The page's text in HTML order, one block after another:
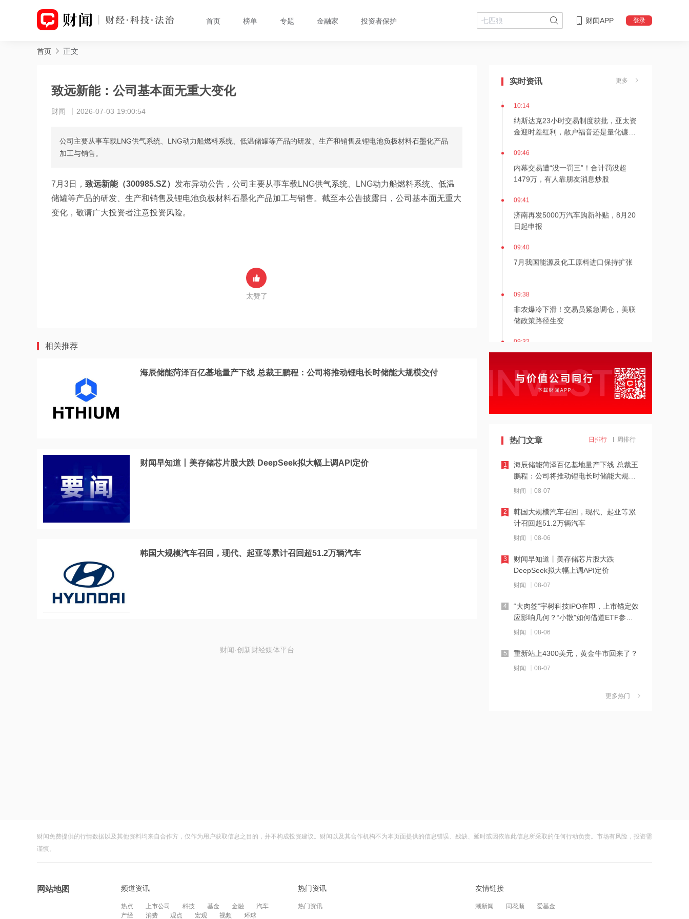
首页 榜单 专题 金融家 投资者保护 财闻APP 登录
首页 正文
致远新能：公司基本面无重大变化
财闻 2026-07-03 19:00:54
公司主要从事车载LNG供气系统、LNG动力船燃料系统、低温储罐等产品的研发、生产和销售及锂电池负极材料石墨化产品
加工与销售。
7月3日， 致远新能（300985.SZ） 发布异动公告，公司主要从事车载LNG供气系统、LNG动力船燃料系统、低温
储罐等产品的研发、生产和销售及锂电池负极材料石墨化产品加工与销售。截至本公告披露日，公司基本面无重大
变化，敬请广大投资者注意投资风险。
太赞了
相关推荐
海辰储能菏泽百亿基地量产下线 总裁王鹏程：公司将推动锂电长时储能大规模交付
财闻早知道丨美存储芯片股大跌 DeepSeek拟大幅上调API定价
韩国大规模汽车召回，现代、起亚等累计召回超51.2万辆汽车
财闻·创新财经媒体平台
实时资讯 更多
变能源工程化
10:14
纳斯达克23小时交易制度获批，亚太资
金迎时差红利，散户福音还是量化镰刀
09:46
内幕交易遭“没一罚三”！合计罚没超
1479万，有人靠朋友消息炒股
09:41
济南再发5000万汽车购新补贴，8月20
日起申报
09:40
7月我国能源及化工原料进口保持扩张
09:38
非农爆冷下滑！交易员紧急调仓，美联
储政策路径生变
09:32
特朗普宣布砸30亿美元！联邦政府重金
09:27
上海国投先导参与投资智微凌峰基金
江苏省政府与华为签署深化战略合作协
09:26
浙江海事局启动沿海Ⅰ级防台应急响应
09:24
白酒总价再破9900元创月余新高！飞天
09:18
伊朗官员称已与阿曼就霍尔木兹海峡通
09:17
非农利空变利好？SpaceX暴涨15%，光
09:14
1300亿元
08:59
热门文章 日排行 周排行
海辰储能菏泽百亿基地量产下线 总裁王
鹏程：公司将推动锂电长时储能大规模
交付
财闻 08-07
1
韩国大规模汽车召回，现代、起亚等累
计召回超51.2万辆汽车
财闻 08-06
2
财闻早知道丨美存储芯片股大跌
DeepSeek拟大幅上调API定价
财闻 08-07
3
“大肉签”宇树科技IPO在即，上市锚定效
应影响几何？“小散”如何借道ETF参
与？
财闻 08-06
4
重新站上4300美元，黄金牛市回来了？
财闻 08-07
5
四成？公司回应：设备还在安装中，谈
更多热门
财闻免费提供的行情数据以及其他资料均来自合作方，仅作为用户获取信息之目的，并不构成投资建议。财闻以及其合作机构不为本页面提供的信息错误、残缺、延时或因依靠此信息所采取的任何行动负责。市场有风险，投资需
谨慎。
网站地图 频道资讯
热点 上市公司 科技 基金 金融
汽车
产经
消费 观点 宏观 视频 环球
热门资讯
热门资讯
友情链接
潮新闻 同花顺 爱基金